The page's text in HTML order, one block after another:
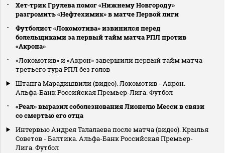
Хет‑трик Грулева помог «Нижнему Новгороду»
разгромить «Нефтехимик» в матче Первой лиги
Футболист «Локомотива» извинился перед
болельщиками за первый тайм матча РПЛ против
«Акрона»
«Локомотив» и «Акрон» завершили первый тайм матча
третьего тура РПЛ без голов
Штанга Марадишвили (видео). Локомотив - Акрон.
Альфа-Банк Российская Премьер-Лига. Футбол
«Реал» выразил соболезнования Лионелю Месси в связи
со смертью его отца
Интервью Андрея Талалаева после матча (видео). Крылья
Советов - Балтика. Альфа-Банк Российская Премьер-
Лига. Футбол